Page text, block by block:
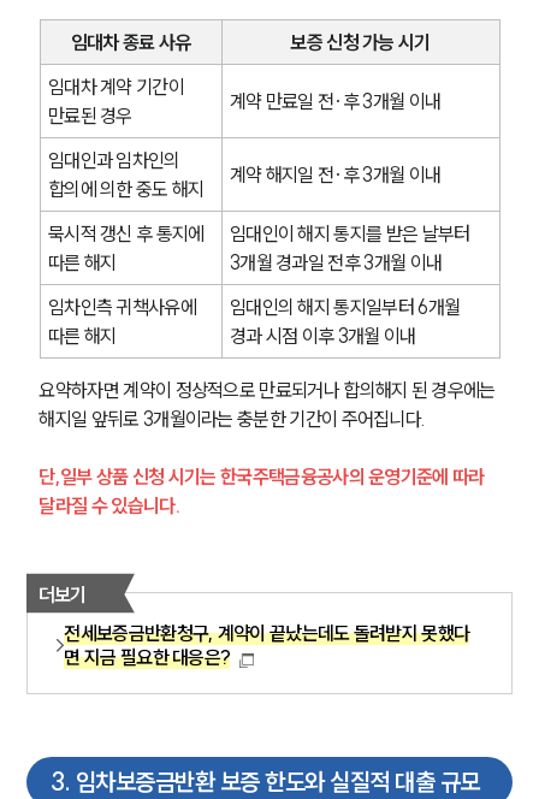
임대차 종료 사유
보증 신청 가능 시기
임대차 계약 기간이
만료된 경우
계약 만료일 전·후 3개월 이내
임대인과 임차인의
합의에 의한 중도 해지
계약 해지일 전·후 3개월 이내
묵시적 갱신 후 통지에
따른 해지
임대인이 해지 통지를 받은 날부터
3개월 경과일 전후 3개월 이내
임차인측 귀책사유에
따른 해지
임대인의 해지 통지일부터 6개월
경과 시점 이후 3개월 이내
요약하자면 계약이 정상적으로 만료되거나 합의해지 된 경우에는
해지일 앞뒤로 3개월이라는 충분한 기간이 주어집니다.
단,일부 상품 신청 시기는 한국주택금융공사의 운영기준에 따라
달라질 수 있습니다.
더보기
전세보증금반환청구, 계약이 끝났는데도 돌려받지 못했다
면 지금 필요한 대응은?
3. 임차보증금반환 보증 한도와 실질적 대출 규모